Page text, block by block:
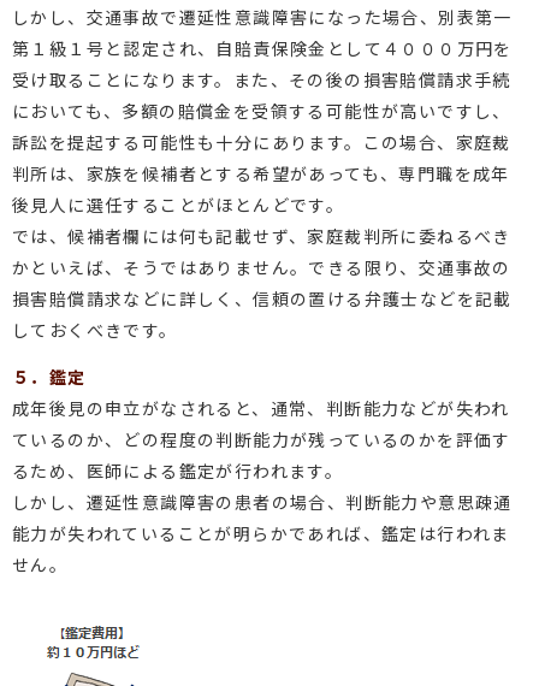
しかし、交通事故で遷延性意識障害になった場合、別表第一
第１級１号と認定され、自賠責保険金として４０００万円を
受け取ることになります。また、その後の損害賠償請求手続
においても、多額の賠償金を受領する可能性が高いですし、
訴訟を提起する可能性も十分にあります。この場合、家庭裁
判所は、家族を候補者とする希望があっても、専門職を成年
後見人に選任することがほとんどです。
では、候補者欄には何も記載せず、家庭裁判所に委ねるべき
かといえば、そうではありません。できる限り、交通事故の
損害賠償請求などに詳しく、信頼の置ける弁護士などを記載
しておくべきです。
５．鑑定
成年後見の申立がなされると、通常、判断能力などが失われ
ているのか、どの程度の判断能力が残っているのかを評価す
るため、医師による鑑定が行われます。
しかし、遷延性意識障害の患者の場合、判断能力や意思疎通
能力が失われていることが明らかであれば、鑑定は行われま
せん。